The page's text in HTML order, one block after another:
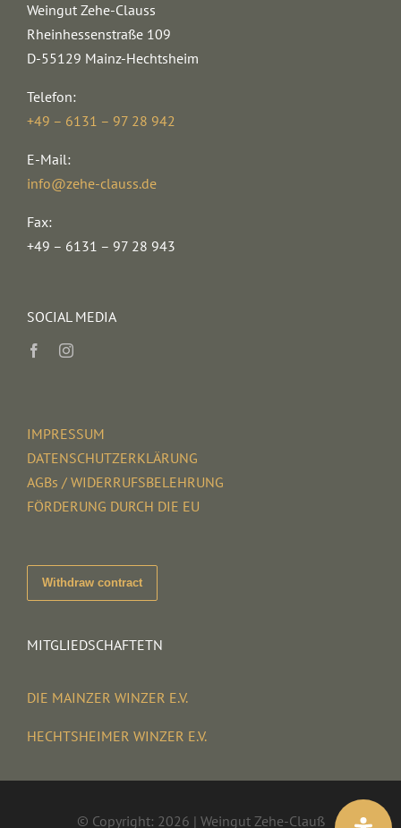
Weingut Zehe-Clauss
Rheinhessenstraße 109
D-55129 Mainz-Hechtsheim
Telefon:
+49 – 6131 – 97 28 942
E-Mail:
info@zehe-clauss.de
Fax:
+49 – 6131 – 97 28 943
SOCIAL MEDIA
IMPRESSUM
DATENSCHUTZERKLÄRUNG
AGBs / WIDERRUFSBELEHRUNG
FÖRDERUNG DURCH DIE EU
Withdraw contract
MITGLIEDSCHAFTETN
DIE MAINZER WINZER E.V.
HECHTSHEIMER WINZER E.V.
© Copyright: 2026 | Weingut Zehe-Clauß